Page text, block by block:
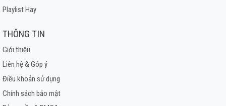
Playlist Hay
THÔNG TIN
Giới thiệu
Liên hệ & Góp ý
Điều khoản sử dụng
Chính sách bảo mật